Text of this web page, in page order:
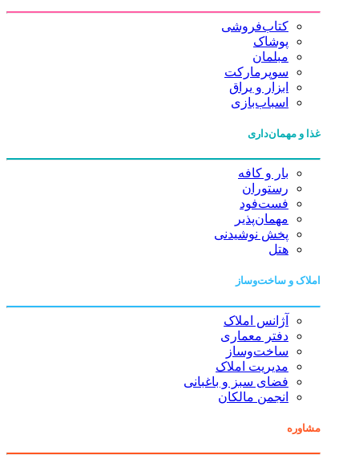
کتاب‌فروشی
پوشاک
مبلمان
سوپرمارکت
ابزار و یراق
اسباب‌بازی
غذا و مهمان‌داری
بار و کافه
رستوران
فست‌فود
مهمان‌پذیر
پخش نوشیدنی
هتل
املاک و ساخت‌وساز
آژانس املاک
دفتر معماری
ساخت‌وساز
مدیریت املاک
فضای سبز و باغبانی
انجمن مالکان
مشاوره